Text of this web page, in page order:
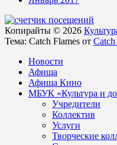
Копирайты © 2026
Тема: Catch Flames от Catch
Новости
Афиша
Афиша Кино
МБУК «Культура и
Учредители
Коллектив
Услуги
Творческие